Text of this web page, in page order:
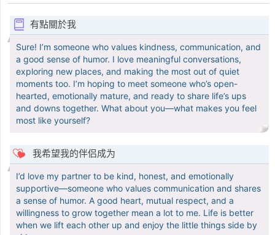
有點關於我
Sure! I’m someone who values kindness, communication, and
a good sense of humor. I love meaningful conversations,
exploring new places, and making the most out of quiet
moments too. I’m hoping to meet someone who’s open-
hearted, emotionally mature, and ready to share life’s ups
and downs together. What about you—what makes you feel
most like yourself?
我希望我的伴侣成为
I’d love my partner to be kind, honest, and emotionally
supportive—someone who values communication and shares
a sense of humor. A good heart, mutual respect, and a
willingness to grow together mean a lot to me. Life is better
when we lift each other up and enjoy the little things side by